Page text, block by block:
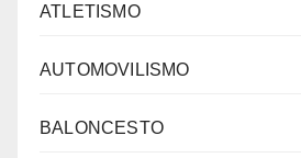
ATLETISMO
AUTOMOVILISMO
BALONCESTO